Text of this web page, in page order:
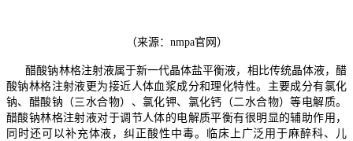
（来源：nmpa官网）
醋酸钠林格注射液属于新一代晶体盐平衡液，相比传统晶体液，醋
酸钠林格注射液更为接近人体血浆成分和理化特性。主要成分有氯化
钠、醋酸钠（三水合物）、氯化钾、氯化钙（二水合物）等电解质。
醋酸钠林格注射液对于调节人体的电解质平衡有很明显的辅助作用，
同时还可以补充体液，纠正酸性中毒。临床上广泛用于麻醉科、儿